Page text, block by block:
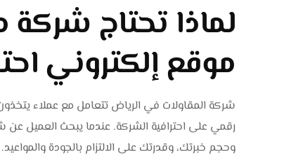
لماذا تحتاج
موقع إلكتروني
شركة المقاولات في الرياض تتعامل مع عملاء يتخذون
رقمي على احترافية الشركة. عندما يبحث العميل عن
وحجم خبرتك، وقدرتك على الالتزام بالجودة